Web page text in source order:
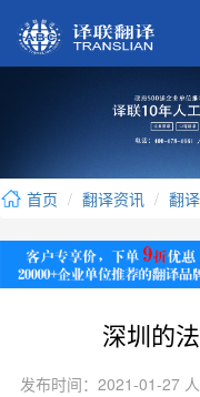
首页 翻译资讯 翻
深圳的
发布时间：2021-01-27